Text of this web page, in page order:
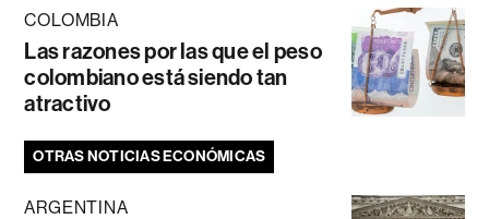
COLOMBIA
Las razones por las que el peso
colombiano está siendo tan
atractivo
OTRAS NOTICIAS ECONÓMICAS
ARGENTINA